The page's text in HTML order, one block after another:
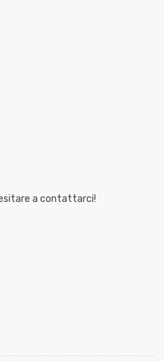
a contattarci!